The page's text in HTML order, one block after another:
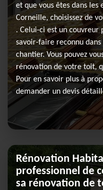
et que vous êtes dans les
Corneille, choisissez de
. Celui-ci est un couvreur
savoir-faire reconnu
chantier. Vous pouvez
rénovation de votre toit,
Pour en savoir plus à
demander un devis
Rénovation
professionnel de
sa rénovation de